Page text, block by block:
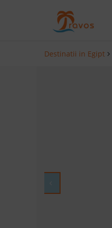
Destinatii in Egipt